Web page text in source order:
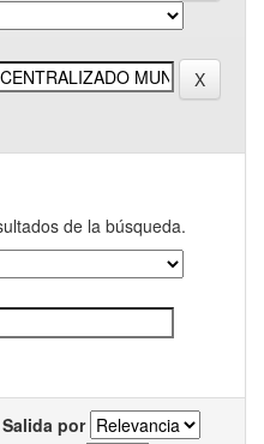
de la búsqueda.
Salida por